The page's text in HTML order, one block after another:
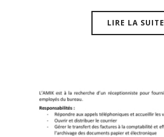
LIRE LA SUITE